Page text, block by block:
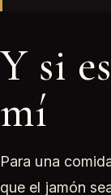
Y si
mí
Para una
que el jamón